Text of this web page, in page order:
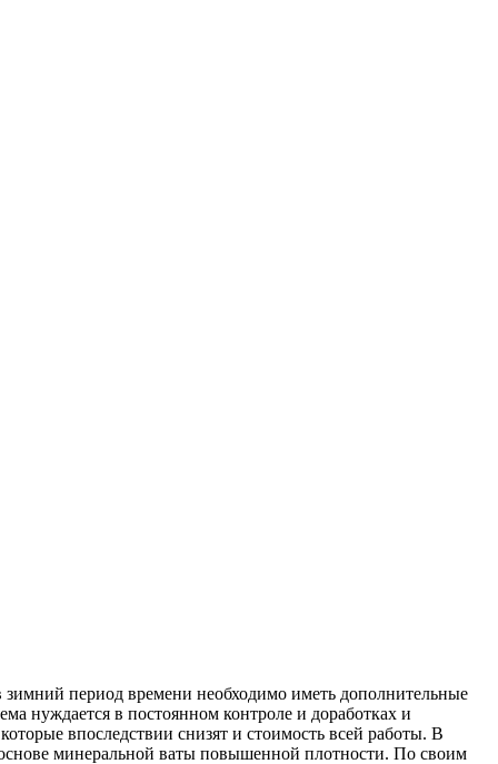
период времени необходимо иметь дополнительные
нуждается в постоянном контроле и доработках и
впоследствии снизят и стоимость всей работы. В
минеральной ваты повышенной плотности. По своим